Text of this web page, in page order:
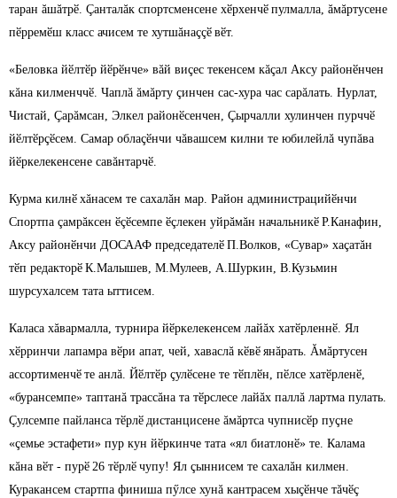
таран ăшăтрӗ. Çанталăк спортсменсене хӗрхенчӗ пулмалла, ăмăртусене
пӗрремӗш класс ачисем те хутшăнаççӗ вӗт.
«Беловка йӗлтӗр йӗрӗнче» вăй виçес текенсем кăçал Аксу районӗнчен
кăна килменччӗ. Чаплă ăмăрту çинчен сас-хура час сарăлать. Нурлат,
Чистай, Çарăмсан, Элкел районӗсенчен, Çырчалли хулинчен пурччӗ
йӗлтӗрçӗсем. Самар облаçӗнчи чăвашсем килни те юбилейлă чупăва
йӗркелекенсене савăнтарчӗ.
Курма килнӗ хăнасем те сахалăн мар. Район администрацийӗнчи
Спортпа çамрăксен ӗçӗсемпе ӗçлекен уйрăмăн начальникӗ Р.Канафин,
Аксу районӗнчи ДОСААФ председателӗ П.Волков, «Сувар» хаçатăн
тӗп редакторӗ К.Малышев, М.Мулеев, А.Шуркин, В.Кузьмин
шурсухалсем тата ыттисем.
Каласа хăвармалла, турнира йӗркелекенсем лайăх хатӗрленнӗ. Ял
хӗрринчи лапамра вӗри апат, чей, хаваслă кӗвӗ янăрать. Ăмăртусен
ассортименчӗ те анлă. Йӗлтӗр çулӗсене те тӗплӗн, пӗлсе хатӗрленӗ,
«бурансемпе» таптанă трассăна та тӗрслесе лайăх паллă лартма пулать.
Çулсемпе пайланса тӗрлӗ дистанцисене ăмăртса чупнисӗр пуçне
«çемье эстафети» пур кун йӗркинче тата «ял биатлонӗ» те. Калама
кăна вӗт - пурӗ 26 тӗрлӗ чупу! Ял çыннисем те сахалăн килмен.
Куракансем стартпа финиша пӳлсе хунă кантрасем хыçӗнче тăчӗç